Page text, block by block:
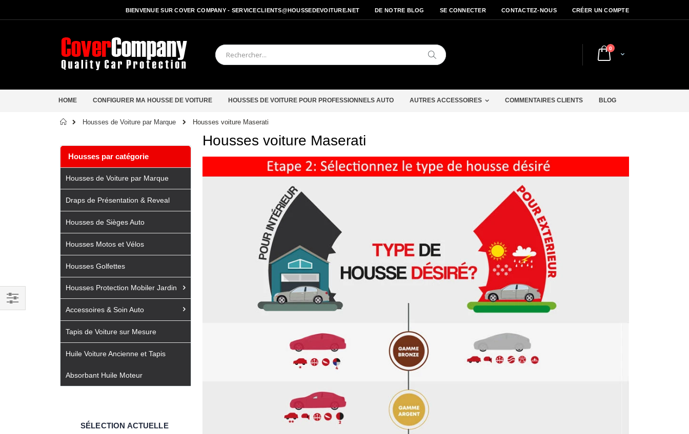
BIENVENUE SUR COVER COMPANY - SERVICECLIENTS@HOUSSEDEVOITURE.NET DE NOTRE BLOG SE CONNECTER CONTACTEZ-NOUS CRÉER UN COMPTE
Cart
0articles
Chercher
HOME CONFIGURER MA HOUSSE DE VOITURE HOUSSES DE VOITURE POUR PROFESSIONNELS AUTO AUTRES ACCESSOIRES COMMENTAIRES CLIENTS BLOG
Accueil
Housses de Voiture par Marque Housses voiture Maserati
Housses voiture Maserati
Housses par catégorie
Housses de Voiture par Marque
Draps de Présentation & Reveal
Housses de Sièges Auto
Housses Motos et Vélos
Housses Golfettes
Housses Protection Mobiler Jardin
Accessoires & Soin Auto
Tapis de Voiture sur Mesure
Huile Voiture Ancienne et Tapis
Absorbant Huile Moteur
Filtrer
SÉLECTION ACTUELLE